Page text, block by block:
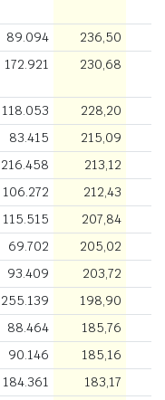
89.094 236,50
172.921 230,68
118.053 228,20
83.415 215,09
216.458 213,12
106.272 212,43
115.515 207,84
69.702 205,02
93.409 203,72
255.139 198,90
88.464 185,76
90.146 185,16
184.361 183,17